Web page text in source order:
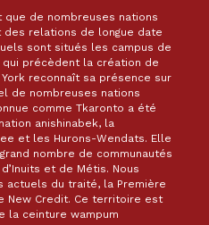
que de nombreuses nations
relations de longue date
sont situés les campus de
qui précèdent la création de
York reconnaît sa présence sur
de nombreuses nations
comme Tkaronto a été
anishinabek, la
et les Hurons-Wendats. Elle
nombre de communautés
et de Métis. Nous
actuels du traité, la Première
New Credit. Ce territoire est
la ceinture wampum